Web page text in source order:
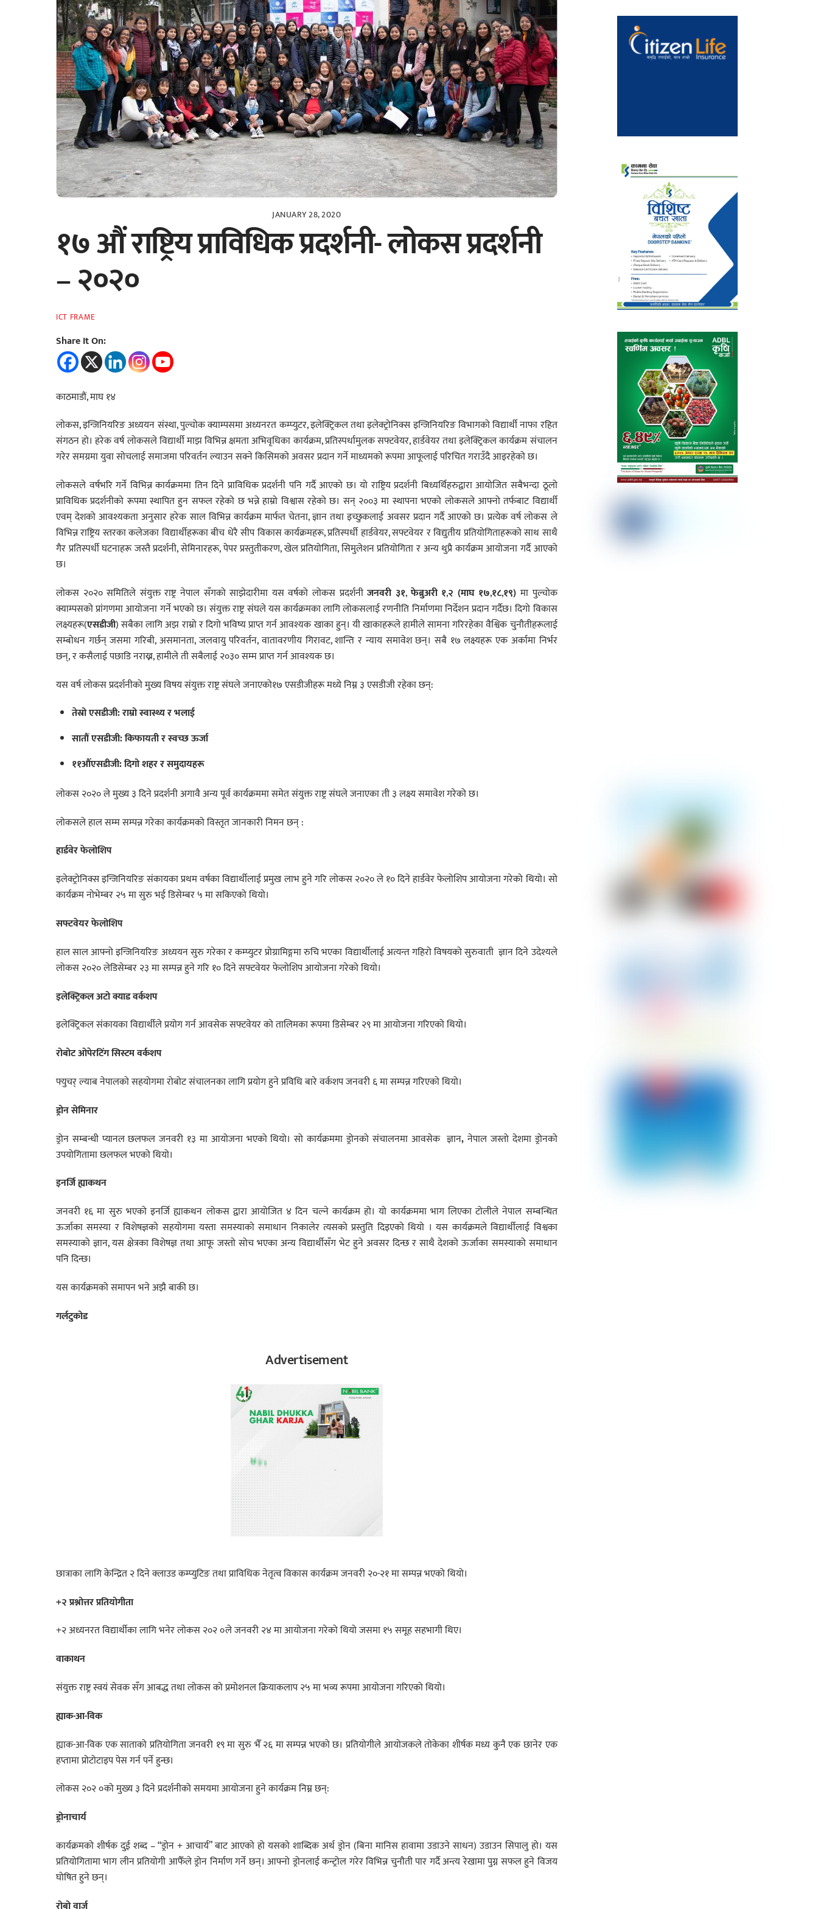
JANUARY 28, 2020
१७ औं राष्ट्रिय प्राविधिक प्रदर्शनी- लोकस प्रदर्शनी
– २०२०
ICT FRAME
Share It On:
काठमाडौं, माघ १४
लोकस, इन्जिनियरिङ अध्ययन संस्था, पुल्चोक क्याम्पसमा अध्यनरत कम्प्युटर, इलेक्ट्रिकल तथा इलेक्ट्रोनिक्स इन्जिनियरिङ विभागको विद्यार्थी नाफा रहित
संगठन हो। हरेक वर्ष लोकसले विद्यार्थी माझ विभिन्न क्षमता अभिवृधिका कार्यक्रम, प्रतिस्पर्धामुलक सफ्टवेयर, हार्डवेयर तथा इलेक्ट्रिकल कार्यक्रम संचालन
गरेर समग्रमा युवा सोचलाई समाजमा परिवर्तन ल्याउन सक्ने किसिमको अवसर प्रदान गर्ने माध्यमको रूपमा आफूलाई परिचित गराउँदै आइरहेको छ।
लोकसले वर्षभरि गर्ने विभिन्न कार्यक्रममा तिन दिने प्राविधिक प्रदर्शनी पनि गर्दै आएको छ। यो राष्ट्रिय प्रदर्शनी बिध्यर्थिहरुद्वारा आयोजित सबैभन्दा ठूलो
प्राविधिक प्रदर्शनीको रूपमा स्थापित हुन सफल रहेको छ भन्ने हाम्रो विश्वास रहेको छ। सन् २००३ मा स्थापना भएको लोकसले आफ्नो तर्फबाट विद्यार्थी
एवम् देशको आवश्यकता अनुसार हरेक साल विभिन्न कार्यक्रम मार्फत चेतना, ज्ञान तथा इच्छुकलाई अवसर प्रदान गर्दै आएको छ। प्रत्येक वर्ष लोकस ले
विभिन्न राष्ट्रिय स्तरका कलेजका विद्यार्थीहरूका बीच धेरै सीप विकास कार्यक्रमहरू, प्रतिस्पर्धी हार्डवेयर, सफ्टवेयर र विद्युतीय प्रतियोगिताहरूको साथ साथै
गैर प्रतिस्पर्धी घटनाहरू जस्तै प्रदर्शनी, सेमिनारहरू, पेपर प्रस्तुतीकरण, खेल प्रतियोगिता, सिमुलेशन प्रतियोगिता र अन्य थुप्रै कार्यक्रम आयोजना गर्दै आएको
छ।
लोकस २०२० समितिले संयुक्त राष्ट्र नेपाल सँगको साझेदारीमा यस वर्षको लोकस प्रदर्शनीजनवरी ३१,फेब्रुअरी १,२ (माघ १७,१८,१९)मा पुल्चोक
क्याम्पसको प्रांगणमा आयोजना गर्ने भएको छ। संयुक्त राष्ट्र संघले यस कार्यक्रमका लागि लोकसलाई रणनीति निर्माणमा निर्देशन प्रदान गर्दैछ। दिगो विकास
लक्ष्यहरू(एसडीजी) सबैका लागि अझ राम्रो र दिगो भविष्य प्राप्त गर्न आवश्यक खाका हुन्। यी खाकाहरूले हामीले सामना गरिरहेका वैश्विक चुनौतीहरूलाई
सम्बोधन गर्छन् जसमा गरिबी, असमानता, जलवायु परिवर्तन, वातावरणीय गिरावट, शान्ति र न्याय समावेश छन्। सबै १७ लक्ष्यहरू एक अर्कामा निर्भर
छन्, र कसैलाई पछाडि नराख्न, हामीले ती सबैलाई २०३० सम्म प्राप्त गर्न आवश्यक छ।
यस वर्ष लोकस प्रदर्शनीको मुख्य विषय संयुक्त राष्ट्र संघले जनाएको१७ एसडीजीहरू मध्ये निम्न ३ एसडीजी रहेका छन्:
तेस्रो एसडीजी: राम्रो स्वास्थ्य र भलाई
सातौं एसडीजी: किफायती र स्वच्छ ऊर्जा
११औंएसडीजी: दिगो शहर र समुदायहरू
लोकस २०२० ले मुख्य ३ दिने प्रदर्शनी अगावै अन्य पूर्व कार्यक्रममा समेत संयुक्त राष्ट्र संघले जनाएका ती ३ लक्ष्य समावेश गरेको छ।
लोकसले हाल सम्म सम्पन्न गरेका कार्यक्रमको विस्तृत जानकारी निमन छन् :
हार्डवेर फेलोशिप
इलेक्ट्रोनिक्स इन्जिनियरिङ संकायका प्रथम वर्षका विद्यार्थीलाई प्रमुख लाभ हुने गरि लोकस २०२० ले १० दिने हार्डवेर फेलोशिप आयोजना गरेको थियो। सो
कार्यक्रम नोभेम्बर २५ मा सुरु भई डिसेम्बर ५ मा सकिएको थियो।
सफ्टवेयरफेलोशिप
हाल साल आफ्नो इन्जिनियरिङ अध्ययन सुरु गरेका र कम्प्युटर प्रोग्रामिङ्गमा रुचि भएका विद्यार्थीलाई अत्यन्त गहिरो विषयको सुरुवाती ज्ञान दिने उदेश्यले
लोकस २०२० लेडिसेम्बर २३ मा सम्पन्न हुने गरि १० दिने सफ्टवेयर फेलोशिप आयोजना गरेको थियो।
इलेक्ट्रिकलअटो क्याड वर्कशप
इलेक्ट्रिकल संकायका विद्यार्थीले प्रयोग गर्न आवसेक सफ्टवेयर को तालिमका रूपमा डिसेम्बर २९ मा आयोजना गरिएको थियो।
रोबोट ओपेरटिंग सिस्टमवर्कशप
फ्युचर् ल्याब नेपालको सहयोगमा रोबोट संचालनका लागि प्रयोग हुने प्रविधि बारे वर्कशप जनवरी ६ मा सम्पन्न गरिएको थियो।
ड्रोन सेमिनार
ड्रोन सम्बन्धी प्यानल छलफल जनवरी १३ मा आयोजना भएको थियो। सो कार्यक्रममा ड्रोनको संचालनमा आवसेक ज्ञान,नेपाल जस्तो देशमा ड्रोनको
उपयोगितामा छलफल भएको थियो।
इनर्जिह्याकथन
जनवरी १६ मा सुरु भएको इनर्जि ह्याकथन लोकस द्वारा आयोजित ४ दिन चल्ने कार्यक्रम हो। यो कार्यक्रममा भाग लिएका टोलीले नेपाल सम्बन्धित
ऊर्जाका समस्या र विशेषज्ञको सहयोगमा यस्ता समस्याको समाधान निकालेर त्यसको प्रस्तुति दिइएको थियो । यस कार्यक्रमले विद्यार्थीलाई विश्वका
समस्याको ज्ञान, यस क्षेत्रका विशेषज्ञ तथा आफू जस्तो सोच भएका अन्य विद्यार्थीसँग भेट हुने अवसर दिन्छ र साथै देशको ऊर्जाका समस्याको समाधान
पनि दिन्छ।
यस कार्यक्रमको समापन भने अझै बाकी छ।
गर्लटुकोड
Advertisement
छात्राका लागि केन्द्रित २ दिने क्लाउड कम्प्युटिङ तथा प्राविधिक नेतृत्व विकास कार्यक्रम जनवरी २०-२१ मा सम्पन्न भएको थियो।
+२ प्रश्नोत्तर प्रतियोगीता
+२ अध्यनरत विद्यार्थीका लागि भनेर लोकस २०२ ०ले जनवरी २४ मा आयोजना गरेको थियो जसमा १५ समूह सहभागी थिए।
वाकाथन
संयुक्त राष्ट्र स्वयं सेवक सँग आबद्ध तथा लोकस को प्रमोशनल क्रियाकलाप २५ मा भव्य रूपमा आयोजना गरिएको थियो।
ह्याक-आ-विक
ह्याक-आ-विक एक साताको प्रतियोगिता जनवरी १९ मा सुरु भैँ २६ मा सम्पन्न भएको छ। प्रतियोगीले आयोजकले तोकेका शीर्षक मध्य कुनै एक छानेर एक
हप्तामा प्रोटोटाइप पेस गर्न पर्ने हुन्छ।
लोकस २०२ ०को मुख्य ३ दिने प्रदर्शनीको समयमा आयोजना हुने कार्यक्रम निम्न छन्:
ड्रोनाचार्य
कार्यक्रमको शीर्षक दुई शब्द – “ड्रोन + आचार्य” बाट आएको हो यसको शाब्दिक अर्थ ड्रोन (बिना मानिस हावामा उडाउने साधन) उडाउन सिपालु हो। यस
प्रतियोगितामा भाग लीन प्रतियोगी आफैँले ड्रोन निर्माण गर्ने छन्। आफ्नो ड्रोनलाई कन्ट्रोल गरेर विभिन्न चुनौती पार गर्दै अन्त्य रेखामा पुग्न सफल हुने विजय
घोषित हुने छन्।